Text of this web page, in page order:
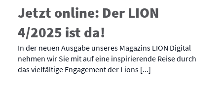
Jetzt online: Der LION
4/2025 ist da!
In der neuen Ausgabe unseres Magazins LION Digital
nehmen wir Sie mit auf eine inspirierende Reise durch
das vielfältige Engagement der Lions [...]